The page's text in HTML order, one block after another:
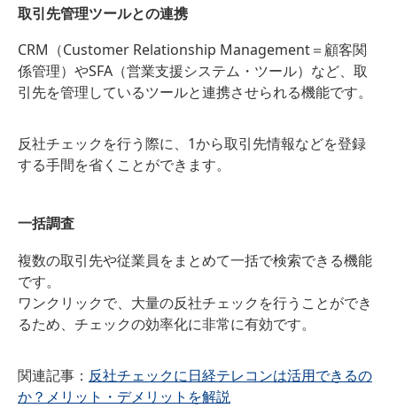
取引先管理ツールとの連携
CRM（Customer Relationship Management＝顧客関
係管理）やSFA（営業支援システム・ツール）など、取
引先を管理しているツールと連携させられる機能です。
反社チェックを行う際に、1から取引先情報などを登録
する手間を省くことができます。
一括調査
複数の取引先や従業員をまとめて一括で検索できる機能
です。
ワンクリックで、大量の反社チェックを行うことができ
るため、チェックの効率化に非常に有効です。
関連記事： 反社チェックに日経テレコンは活用できるの
か？メリット・デメリットを解説